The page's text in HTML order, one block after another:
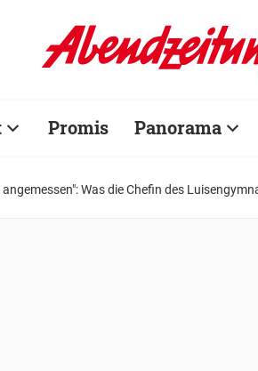
Promis Panorama
Was die Chefin des